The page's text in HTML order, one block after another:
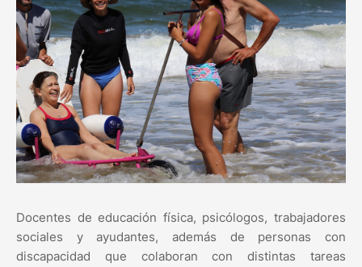
Docentes de educación física, psicólogos, trabajadores
sociales y ayudantes, además de personas con
discapacidad que colaboran con distintas tareas